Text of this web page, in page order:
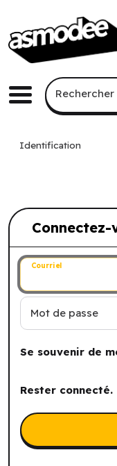
Menu
Identification
Connectez-
Connectez-
Courriel
Mot de passe
Se souvenir de
Rester connecté.